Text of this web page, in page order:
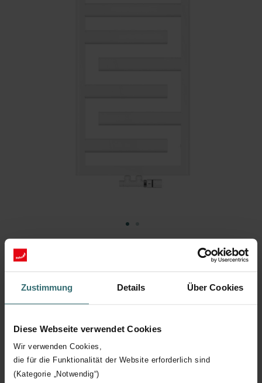
Zustimmung Details Über Cookies
Diese Webseite verwendet Cookies
Wir verwenden Cookies,
die für die Funktionalität der Website erforderlich sind
(Kategorie „Notwendig“)
Santiago Miranda – designer